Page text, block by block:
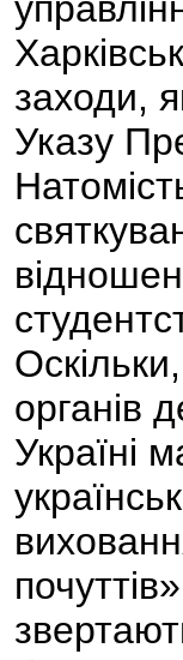
заходи,
Указу
органів
Україні